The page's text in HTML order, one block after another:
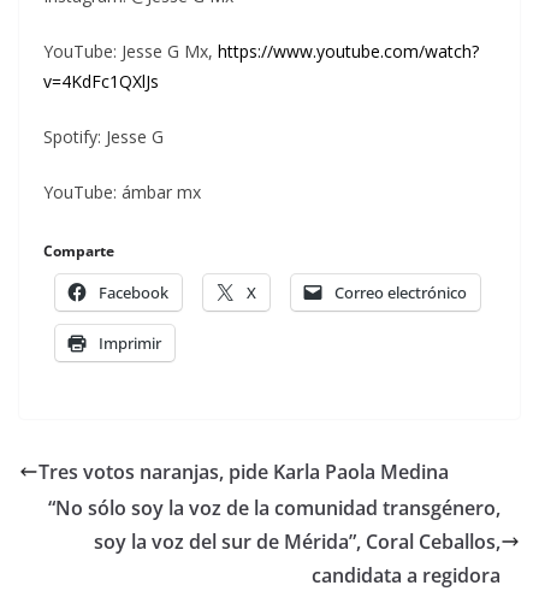
YouTube: Jesse G Mx, https://www.youtube.com/watch?
v=4KdFc1QXlJs
Spotify: Jesse G
YouTube: ámbar mx
Comparte
Facebook X Correo electrónico
Imprimir
Tres votos naranjas, pide Karla Paola Medina
“No sólo soy la voz de la comunidad transgénero,
soy la voz del sur de Mérida”, Coral Ceballos,
candidata a regidora